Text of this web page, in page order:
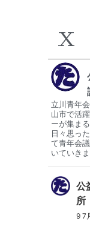
X
立川青年
山市で活
ーが集ま
日々思っ
て青年会
いていき
公
所
9 7